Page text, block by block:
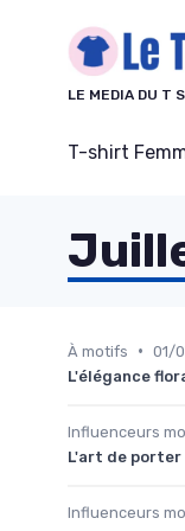
LE MEDIA DU T
T-shirt
À motifs • 01/
L'élégance
Influenceurs
L'art de porter
Influenceurs